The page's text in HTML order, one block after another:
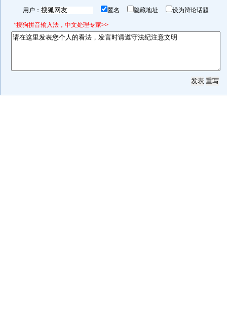
用户： 匿名 隐藏地址 设为辩论话题
*搜狗拼音输入法，中文处理专家>>